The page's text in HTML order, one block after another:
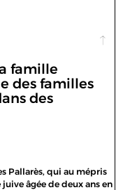
famille
des familles
des
Pallarès, qui au mépris
âgée de deux ans en